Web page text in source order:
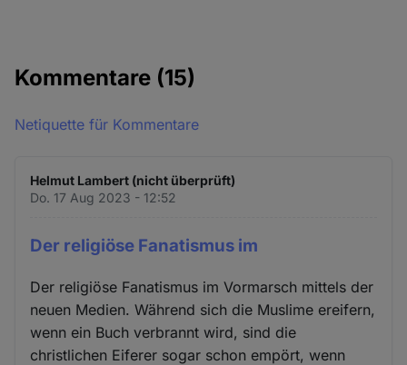
Kommentare (15)
Netiquette für Kommentare
Helmut Lambert (nicht überprüft)
Do. 17 Aug 2023 - 12:52
Der religiöse Fanatismus im
Der religiöse Fanatismus im Vormarsch mittels der
neuen Medien. Während sich die Muslime ereifern,
wenn ein Buch verbrannt wird, sind die
christlichen Eiferer sogar schon empört, wenn